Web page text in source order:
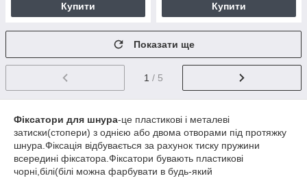
Купити Купити
Показати ще
1 / 5
Фіксатори для шнура-це пластикові і металеві
затиски(стопери) з однією або двома отворами під протяжку
шнура.Фіксація відбувається за рахунок тиску пружини
всередині фіксатора.Фіксатори бувають пластикові
чорні,білі(білі можна фарбувати в будь-який